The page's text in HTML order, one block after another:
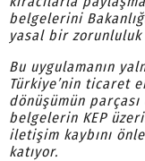
belgelerini
yasal bir
Bu uygulamanın
Türkiye’nin ticaret
dönüşümün
belgelerin KEP
iletişim kaybını
katıyor.